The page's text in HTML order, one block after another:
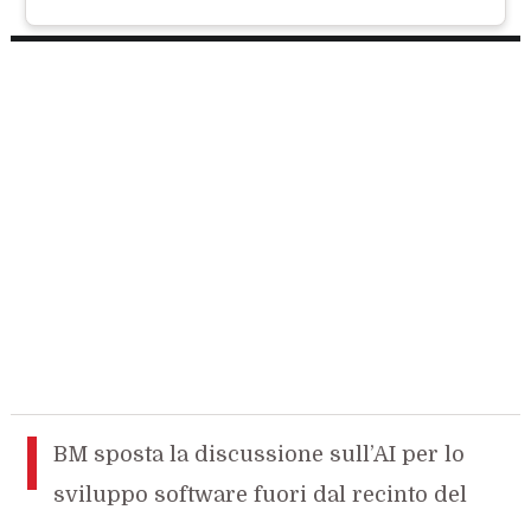
I
BM sposta la discussione sull’AI per lo
sviluppo software fuori dal recinto del